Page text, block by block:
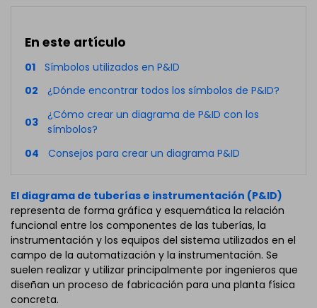
En este artículo
01
Símbolos utilizados en P&ID
02
¿Dónde encontrar todos los símbolos de P&ID?
03
¿Cómo crear un diagrama de P&ID con los
símbolos?
04
Consejos para crear un diagrama P&ID
El diagrama de tuberías e instrumentación (P&ID)
representa de forma gráfica y esquemática la relación
funcional entre los componentes de las tuberías, la
instrumentación y los equipos del sistema utilizados en el
campo de la automatización y la instrumentación. Se
suelen realizar y utilizar principalmente por ingenieros que
diseñan un proceso de fabricación para una planta física
concreta.